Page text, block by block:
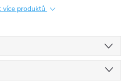
více produktů